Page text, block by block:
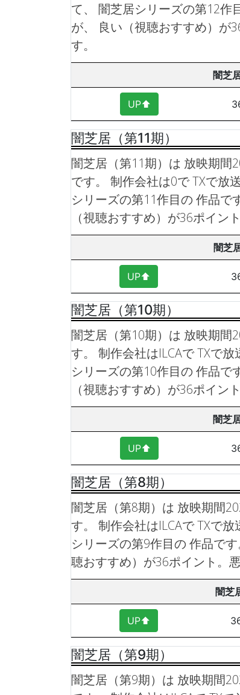
て、 闇芝居シリーズの第12作
が、 良い（視聴おすすめ）が
す。
闇芝
UP⬆︎
闇芝居（第11期）
闇芝居（第11期）は 放映期間
です。 制作会社は0で TXで放
シリーズの第11作目の 作品です
（視聴おすすめ）が36ポイン
闇芝
UP⬆︎
闇芝居（第10期）
闇芝居（第10期）は 放映期間
す。 制作会社はILCAで TXで
シリーズの第10作目の 作品です
（視聴おすすめ）が36ポイン
闇芝
UP⬆︎
闇芝居（第8期）
闇芝居（第8期）は 放映期間
す。 制作会社はILCAで TXで
シリーズの第9作目の 作品です
聴おすすめ）が36ポイント。
闇芝
UP⬆︎
闇芝居（第9期）
闇芝居（第9期）は 放映期間